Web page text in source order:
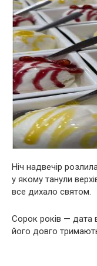
Ніч надвечір
у якому танули
все дихало святом.
Сорок років — дата
його довго